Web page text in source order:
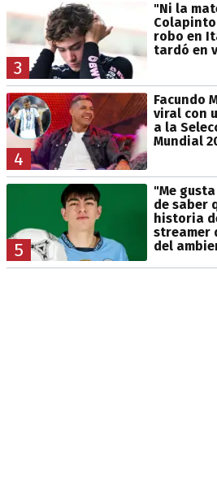
3
"Ni la
robo en
tardó en
4
Facundo
viral con
a la
Mundial
5
"Me
de saber
historia
streamer
del